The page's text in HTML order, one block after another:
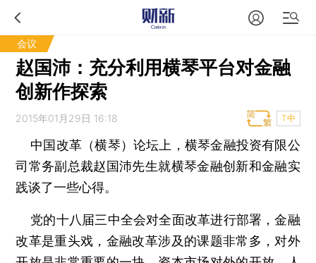
会议
赵国沛：充分利用横琴平台对金融
创新作探索
2015年01月29日 16:18 T中
中国改革（横琴）论坛上，横琴金融投资有限公
司常务副总裁赵国沛先生就横琴金融创新和金融实
践谈了一些心得。
党的十八届三中全会对全面改革进行部署，金融
改革是重头戏，金融改革涉及的课题非常多，对外